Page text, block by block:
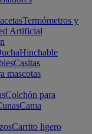
Termómetros y
Artificial
Hinchable
Casitas
mascotas
Colchón para
Cama
Carrito ligero